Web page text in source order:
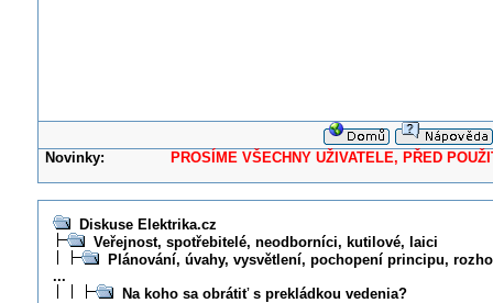
Novinky: PROSÍME VŠECHNY UŽIVATELE, PŘED
Diskuse Elektrika.cz
Veřejnost, spotřebitelé, neodborníci, kutilové, laici
Plánování, úvahy, vysvětlení, pochopení principu,
...
Na koho sa obrátiť s prekládkou vedenia?